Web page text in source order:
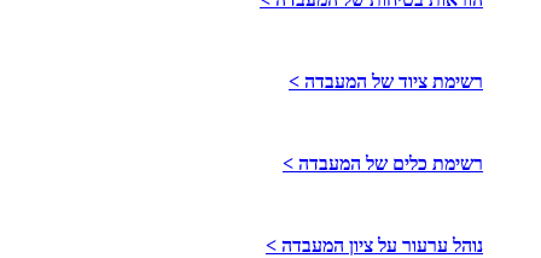
רשימת ציוד של המעבדה >
רשימת כלים של המעבדה >
נוהל ערעור על ציון המעבדה >